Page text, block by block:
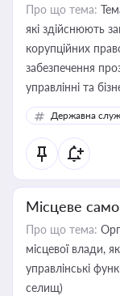
Про що тема:
які здійснюють
корупційних
забезпечення
управлінні та
Державна
Місцеве
Про що тема:
місцевої влади,
управлінські
селищ)